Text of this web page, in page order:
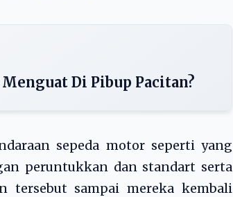
Di Pibup Pacitan?
sepeda motor seperti yang
peruntukkan dan standart serta
tersebut sampai mereka kembali